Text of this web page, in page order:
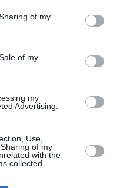
of my
of my
my
Advertising.
Use,
of my
with the
collected.
:
– SNCF : une offre